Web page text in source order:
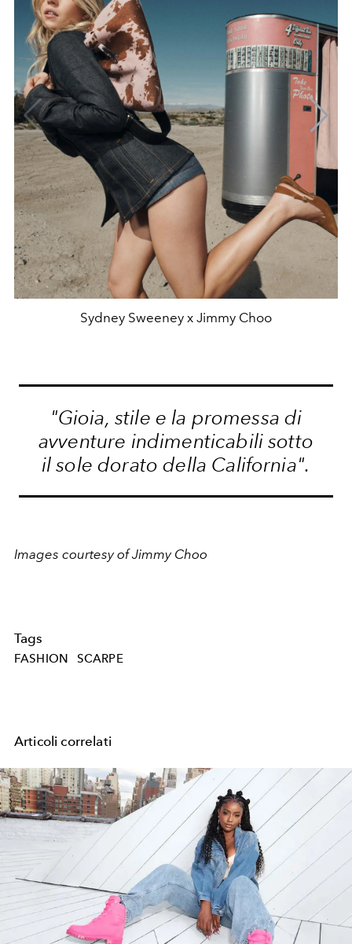
Sydney Sweeney x Jimmy Choo
"Gioia, stile e la promessa di
avventure indimenticabili sotto
il sole dorato della California".
Images courtesy of Jimmy Choo
Tags
FASHION SCARPE
Articoli correlati